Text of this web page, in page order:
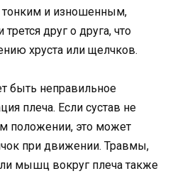
тонким и изношенным,
друг о друга, что
хруста или щелчков.
быть неправильное
плеча. Если сустав не
положении, это может
при движении. Травмы,
мышц вокруг плеча также